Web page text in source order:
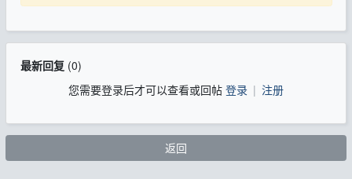
最新回复(0)
您需要登录后才可以查看或回帖 登录 | 注册
返回